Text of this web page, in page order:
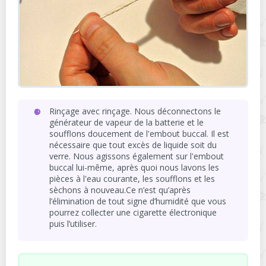
Rinçage avec rinçage. Nous déconnectons le
générateur de vapeur de la batterie et le
soufflons doucement de l'embout buccal. Il est
nécessaire que tout excès de liquide soit du
verre. Nous agissons également sur l'embout
buccal lui-même, après quoi nous lavons les
pièces à l'eau courante, les soufflons et les
sèchons à nouveau.Ce n’est qu’après
l’élimination de tout signe d’humidité que vous
pourrez collecter une cigarette électronique
puis l’utiliser.